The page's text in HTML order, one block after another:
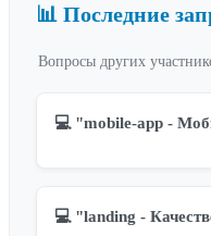
📊 Последние
Вопросы других
💻 "mobile-app -
💻 "landing -